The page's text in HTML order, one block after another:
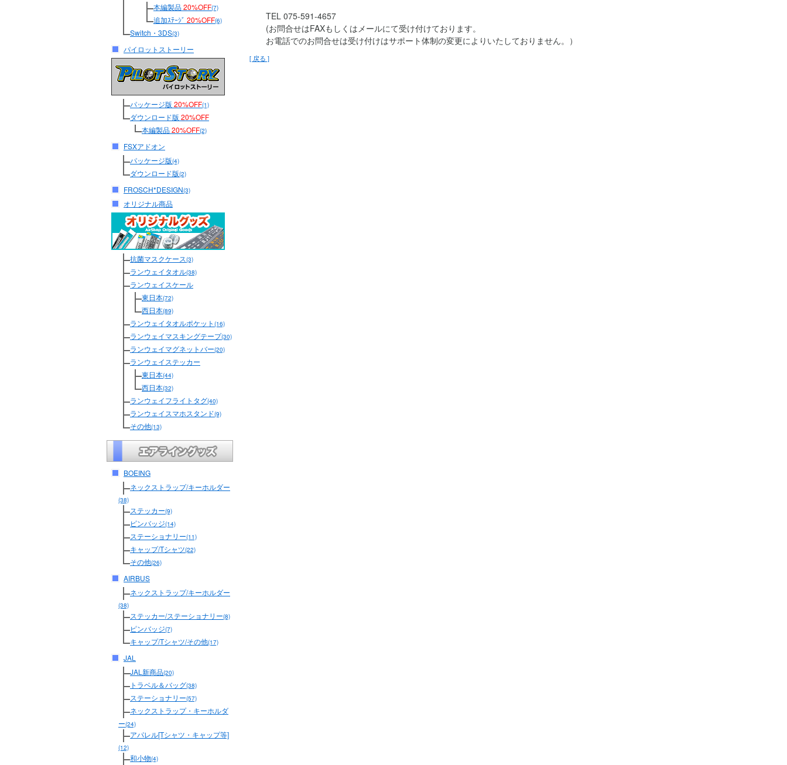
本編製品20%OFF(7)
追加ｽﾃｰｼﾞ 20%OFF(6)
Switch・3DS(3)
パイロットストーリー
パッケージ版 20%OFF(1)
ダウンロード版 20%OFF
本編製品20%OFF(2)
FSXアドオン
パッケージ版(4)
ダウンロード版(2)
FROSCH*DESIGN(3)
オリジナル商品
抗菌マスクケース(3)
ランウェイタオル(38)
ランウェイスケール
東日本(72)
西日本(89)
ランウェイタオルポケット (16)
ランウェイマスキングテープ(30)
ランウェイマグネットバー(20)
ランウェイステッカー
東日本(44)
西日本(32)
ランウェイフライトタグ(40)
ランウェイスマホスタンド(9)
その他(13)
BOEING
ネックストラップ/キーホルダー
(38)
ステッカー(9)
ピンバッジ(14)
ステーショナリー(11)
キャップ/Tシャツ(22)
その他(26)
AIRBUS
ネックストラップ/キーホルダー
(38)
ステッカー/ステーショナリー(8)
ピンバッジ(7)
キャップ/Tシャツ/その他(17)
JAL
JAL新商品(20)
トラベル＆バッグ(38)
ステーショナリー(57)
ネックストラップ・キーホルダ
ー(24)
アパレル[Tシャツ・キャップ等]
(12)
和小物(4)
TEL 075-591-4657
(お問合せはFAXもしくはメールにて受け付けております。
お電話でのお問合せは受け付けはサポート体制の変更によりいたしておりません。）
[ 戻る ]